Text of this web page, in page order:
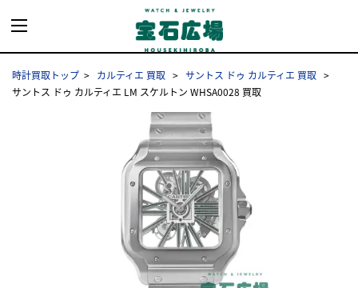
時計買取トップ カルティエ 買取
サントス ドゥ カルティエ 買取
サントス ドゥ カルティエ LM スケルトン WHSA0028 買取